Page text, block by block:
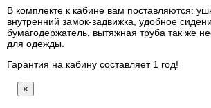
В комплекте к кабине вам поставляются:
внутренний замок-задвижка, удобное
бумагодержатель, вытяжная труба так же
для одежды.
Гарантия на кабину составляет 1 год!
×